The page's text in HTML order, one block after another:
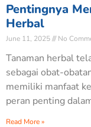
Pentingnya
Herbal
June 11, 2025 No
Tanaman herbal
sebagai obat-
memiliki manfaat
peran penting
Read More »